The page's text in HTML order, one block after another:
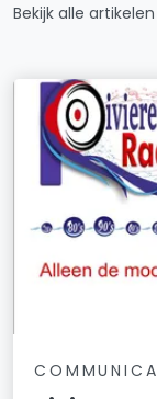
Bekijk alle artikelen